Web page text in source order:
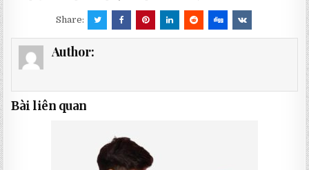
Share:
Author:
Bài liên quan